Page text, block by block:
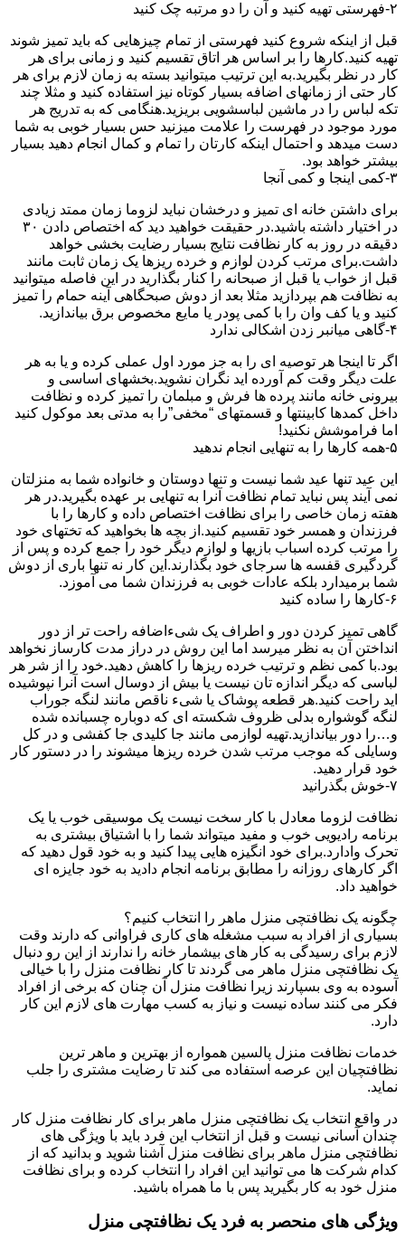
۲-فهرستی تهیه کنید و آن را دو مرتبه چک کنید
قبل از اینکه شروع کنید فهرستی از تمام چیزهایی که باید تمیز شوند
تهیه کنید.کارها را بر اساس هر اتاق تقسیم کنید و زمانی برای هر
کار در نظر بگیرید.به این ترتیب میتوانید بسته به زمان لازم برای هر
کار حتی از زمانهای اضافه بسیار کوتاه نیز استفاده کنید و مثلا چند
تکه لباس را در ماشین لباسشویی بریزید.هنگامی که به تدریج هر
مورد موجود در فهرست را علامت میزنید حس بسیار خوبی به شما
دست میدهد و احتمال اینکه کارتان را تمام و کمال انجام دهید بسیار
بیشتر خواهد بود.
۳-کمی اینجا و کمی آنجا
برای داشتن خانه ای تمیز و درخشان نباید لزوما زمان ممتد زیادی
در اختیار داشته باشید.در حقیقت خواهید دید که اختصاص دادن ۳۰
دقیقه در روز به کار نظافت نتایج بسیار رضایت بخشی خواهد
داشت.برای مرتب کردن لوازم و خرده ریزها یک زمان ثابت مانند
قبل از خواب یا قبل از صبحانه را کنار بگذارید در این فاصله میتوانید
به نظافت هم بپردازید مثلا بعد از دوش صبحگاهی آینه حمام را تمیز
کنید و یا کف وان را با کمی پودر یا مایع مخصوص برق بیاندازید.
۴-گاهی میانبر زدن اشکالی ندارد
اگر تا اینجا هر توصیه ای را به جز مورد اول عملی کرده و یا به هر
علت دیگر وقت کم آورده اید نگران نشوید.بخشهای اساسی و
بیرونی خانه مانند پرده ها فرش و مبلمان را تمیز کرده و نظافت
داخل کمدها کابینتها و قسمتهای “مخفی”را به مدتی بعد موکول کنید
اما فراموشش نکنید!
۵-همه کارها را به تنهایی انجام ندهید
این عید تنها عید شما نیست و تنها دوستان و خانواده شما به منزلتان
نمی آیند پس نباید تمام نظافت آنرا به تنهایی بر عهده بگیرید.در هر
هفته زمان خاصی را برای نظافت اختصاص داده و کارها را با
فرزندان و همسر خود تقسیم کنید.از بچه ها بخواهید که تختهای خود
را مرتب کرده اسباب بازیها و لوازم دیگر خود را جمع کرده و پس از
گردگیری قفسه ها سرجای خود بگذارند.این کار نه تنها باری از دوش
شما برمیدارد بلکه عادات خوبی به فرزندان شما می آموزد.
۶-کارها را ساده کنید
گاهی تمیز کردن دور و اطراف یک شیءاضافه راحت تر از دور
انداختن آن به نظر میرسد اما این روش در دراز مدت کارساز نخواهد
بود.با کمی نظم و ترتیب خرده ریزها را کاهش دهید.خود را از شر هر
لباسی که دیگر اندازه تان نیست یا بیش از دوسال است آنرا نپوشیده
اید راحت کنید.هر قطعه پوشاک یا شیء ناقص مانند لنگه جوراب
لنگه گوشواره بدلی ظروف شکسته ای که دوباره چسبانده شده
و…را دور بیاندازید.تهیه لوازمی مانند جا کلیدی جا کفشی و در کل
وسایلی که موجب مرتب شدن خرده ریزها میشوند را در دستور کار
خود قرار دهید.
۷-خوش بگذرانید
نظافت لزوما معادل با کار سخت نیست یک موسیقی خوب یا یک
برنامه رادیویی خوب و مفید میتواند شما را با اشتیاق بیشتری به
تحرک وادارد.برای خود انگیزه هایی پیدا کنید و به خود قول دهید که
اگر کارهای روزانه را مطابق برنامه انجام دادید به خود جایزه ای
خواهید داد.
چگونه یک نظافتچی منزل ماهر را انتخاب کنیم؟
بسیاری از افراد به سبب مشغله های کاری فراوانی که دارند وقت
لازم برای رسیدگی به کار های بیشمار خانه را ندارند از این رو دنبال
یک نظافتچی منزل ماهر می گردند تا کار نظافت منزل را با خیالی
آسوده به وی بسپارند زیرا نظافت منزل آن چنان که برخی از افراد
فکر می کنند ساده نیست و نیاز به کسب مهارت های لازم این کار
دارد.
خدمات نظافت منزل پالسین همواره از بهترین و ماهر ترین
نظافتچیان این عرصه استفاده می کند تا رضایت مشتری را جلب
نماید.
در واقع انتخاب یک نظافتچی منزل ماهر برای کار نظافت منزل کار
چندان آسانی نیست و قبل از انتخاب این فرد باید با ویژگی های
نظافتچی منزل ماهر برای نظافت منزل آشنا شوید و بدانید که از
کدام شرکت ها می توانید این افراد را انتخاب کرده و برای نظافت
منزل خود به کار بگیرید پس با ما همراه باشید.
ویژگی های منحصر به فرد یک نظافتچی منزل